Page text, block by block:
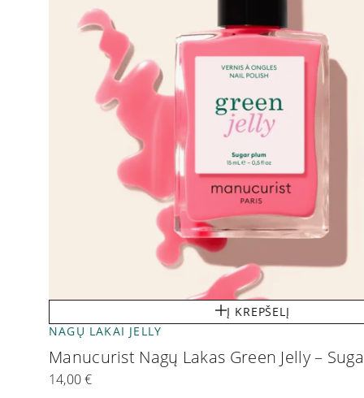
Į KREPŠELĮ
NAGŲ LAKAI JELLY
Manucurist Nagų Lakas Green Jelly –
14,00€